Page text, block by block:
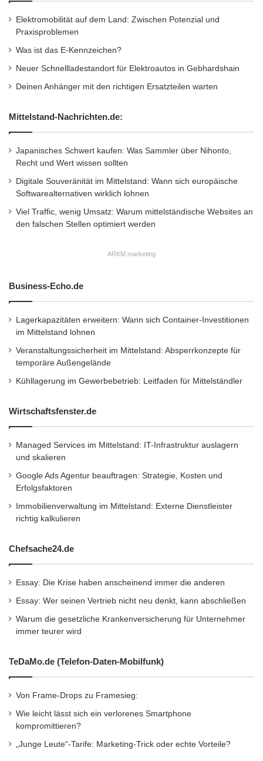
Elektromobilität auf dem Land: Zwischen Potenzial und
Praxisproblemen
Was ist das E-Kennzeichen?
Neuer Schnellladestandort für Elektroautos in Gebhardshain
Deinen Anhänger mit den richtigen Ersatzteilen warten
Mittelstand-Nachrichten.de:
Japanisches Schwert kaufen: Was Sammler über Nihonto,
Recht und Wert wissen sollten
Digitale Souveränität im Mittelstand: Wann sich europäische
Softwarealternativen wirklich lohnen
Viel Traffic, wenig Umsatz: Warum mittelständische Websites an
den falschen Stellen optimiert werden
ARKM.marketing
Business-Echo.de
Lagerkapazitäten erweitern: Wann sich Container-Investitionen
im Mittelstand lohnen
Veranstaltungssicherheit im Mittelstand: Absperrkonzepte für
temporäre Außengelände
Kühllagerung im Gewerbebetrieb: Leitfaden für Mittelständler
Wirtschaftsfenster.de
Managed Services im Mittelstand: IT-Infrastruktur auslagern
und skalieren
Google Ads Agentur beauftragen: Strategie, Kosten und
Erfolgsfaktoren
Immobilienverwaltung im Mittelstand: Externe Dienstleister
richtig kalkulieren
Chefsache24.de
Essay: Die Krise haben anscheinend immer die anderen
Essay: Wer seinen Vertrieb nicht neu denkt, kann abschließen
Warum die gesetzliche Krankenversicherung für Unternehmer
immer teurer wird
TeDaMo.de (Telefon-Daten-Mobilfunk)
Von Frame-Drops zu Framesieg:
Wie leicht lässt sich ein verlorenes Smartphone
kompromittieren?
„Junge Leute“-Tarife: Marketing-Trick oder echte Vorteile?